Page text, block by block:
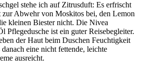
stehe ich auf Zitrusduft: Es erfrischt
zur Abwehr von Moskitos bei, den Lemon
kleinen Biester nicht. Die Nivea
Pflegedusche ist ein guter Reisebegleiter.
der Haut beim Duschen Feuchtigkeit
danach eine nicht fettende, leichte
ausreicht.